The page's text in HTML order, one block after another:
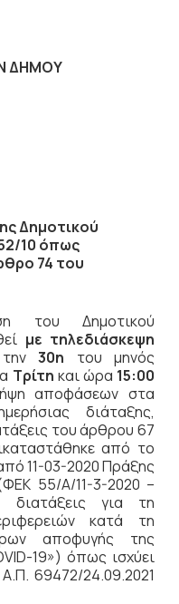
ΔΗΜΟΥ
Δημοτικού
10 όπως
74 του
του Δημοτικού
με τηλεδιάσκεψη
την30η του μηνός
Τρίτη και ώρα 15:00
αποφάσεων στα
διάταξης,
του άρθρου 67
από το
11-03-2020 Πράξης
55/Α/11-3-2020 –
διατάξεις για τη
κατά τη
αποφυγής της
19») όπως ισχύει
69472/24.09.2021